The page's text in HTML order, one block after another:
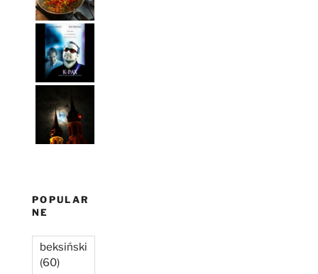
POPULAR
NE
beksiński
(60)